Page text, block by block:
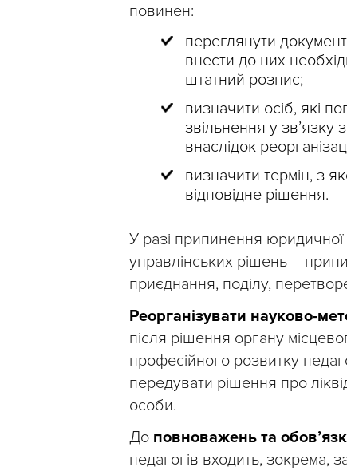
повинен:
переглянути
внести до них
штатний розпис;
визначити осіб, які
звільнення у зв’язку
внаслідок
визначити термін, з
відповідне рішення.
У разі припинення
управлінських рішень –
приєднання, поділу,
Реорганізувати науково-
після рішення органу
професійного розвитку
передувати рішення про
особи.
До повноважень та
педагогів входить, зокрема,